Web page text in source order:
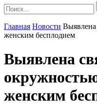
Главная Новости Выявлена
женским бесплодием
Выявлена
женским